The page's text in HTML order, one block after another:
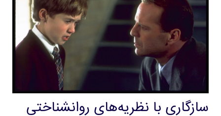
سازگاری با نظریه‌های روانشناختی